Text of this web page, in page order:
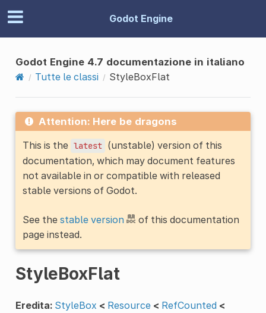
Godot Engine
Godot Engine 4.7 documentazione in italiano
Tutte le classi
StyleBoxFlat
Attention: Here be dragons
This is the latest (unstable) version of this
documentation, which may document features
not available in or compatible with released
stable versions of Godot.
See the stable version
of this documentation
page instead.
StyleBoxFlat
Eredita: StyleBox < Resource < RefCounted <